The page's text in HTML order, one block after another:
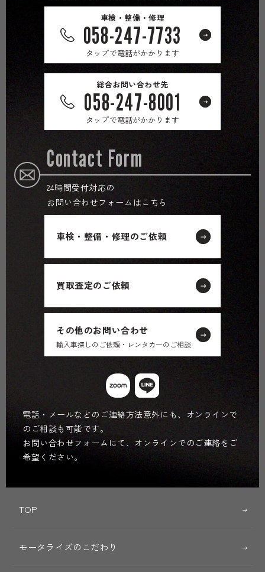
車検・整備・修理
058-247-7733
タップで電話がかかります
総合お問い合わせ先
058-247-8001
タップで電話がかかります
Contact Form
24時間受付対応の
お問い合わせフォームはこちら
車検・整備・修理のご依頼
買取査定のご依頼
その他のお問い合わせ
輸入車探しのご依頼・レンタカーのご相談
電話・メールなどのご連絡方法意外にも、オンラインで
のご相談も可能です。
お問い合わせフォームにて、オンラインでのご連絡をご
希望ください。
TOP
モータライズのこだわり